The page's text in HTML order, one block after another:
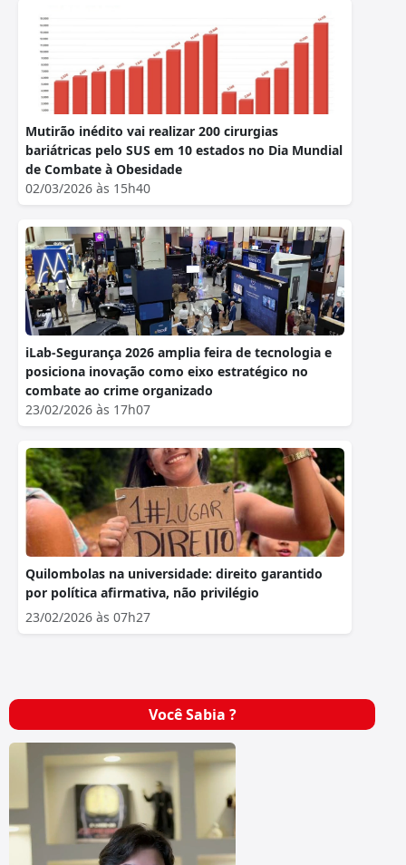
Mutirão inédito vai realizar 200 cirurgias
bariátricas pelo SUS em 10 estados no Dia Mundial
de Combate à Obesidade
02/03/2026 às 15h40
iLab-Segurança 2026 amplia feira de tecnologia e
posiciona inovação como eixo estratégico no
combate ao crime organizado
23/02/2026 às 17h07
Quilombolas na universidade: direito garantido
por política afirmativa, não privilégio
23/02/2026 às 07h27
Você Sabia ?